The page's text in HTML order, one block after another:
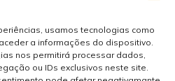
usamos tecnologias como
a informações do dispositivo.
nos permitirá processar dados,
ou IDs exclusivos neste site.
para a rede móvel nacional
a rede fixa nacional
Teunome.com |